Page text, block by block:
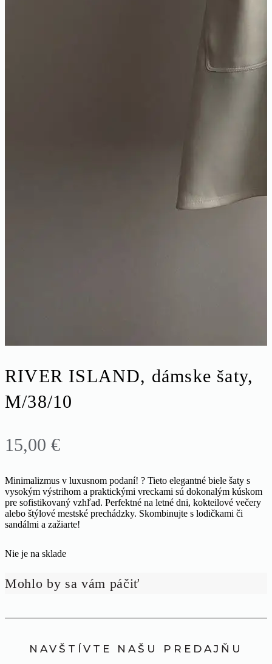
RIVER ISLAND, dámske šaty,
M/38/10
15,00 €
Minimalizmus v luxusnom podaní! ? Tieto elegantné biele šaty s
vysokým výstrihom a praktickými vreckami sú dokonalým kúskom
pre sofistikovaný vzhľad. Perfektné na letné dni, kokteilové večery
alebo štýlové mestské prechádzky. Skombinujte s lodičkami či
sandálmi a zažiarte!
Nie je na sklade
Mohlo by sa vám páčiť
NAVŠTÍVTE NAŠU PREDAJŇU